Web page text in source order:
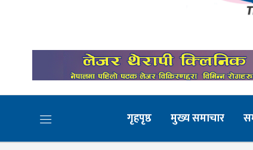
गृहपृष्ठ मुख्य समाचार